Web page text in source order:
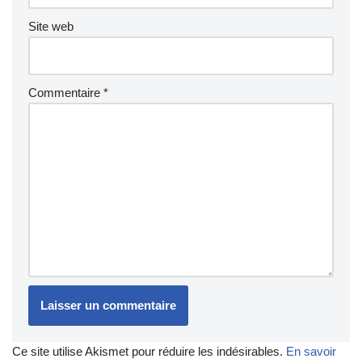
Site web
Commentaire *
Ce site utilise Akismet pour réduire les indésirables. En savoir